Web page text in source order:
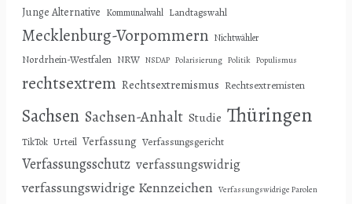
Junge Alternative Kommunalwahl Landtagswahl
Mecklenburg-Vorpommern Nichtwähler
Nordrhein-Westfalen NRW NSDAP Polarisierung Politik Populismus
rechtsextrem Rechtsextremismus Rechtsextremisten
Sachsen Sachsen-Anhalt Studie Thüringen
TikTok Urteil Verfassung Verfassungsgericht
Verfassungsschutz verfassungswidrig
verfassungswidrige Kennzeichen Verfassungswidrige Parolen